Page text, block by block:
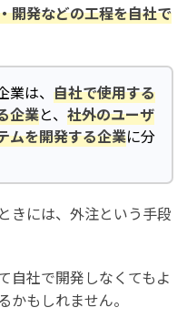
開発などの工程を自社で
は、 自社で使用する
企業と、 社外のユーザ
ムを開発する企業に分
きには、外注という手段
自社で開発しなくてもよ
かもしれません。